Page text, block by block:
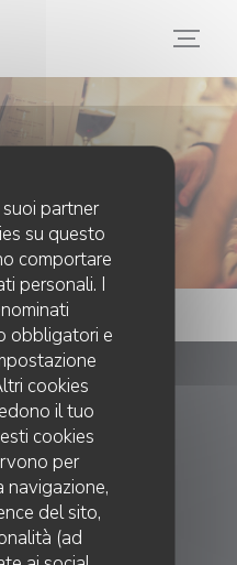
cookie
partner
su questo
comportare
personali. I
obbligatori e
cookies
il tuo
cookies
per
navigazione,
del sito,
(ad
Marseille
59 71